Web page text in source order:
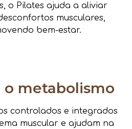
o Pilates ajuda a aliviar
musculares,
bem-estar.
o metabolismo
controlados e integrados
muscular e ajudam na